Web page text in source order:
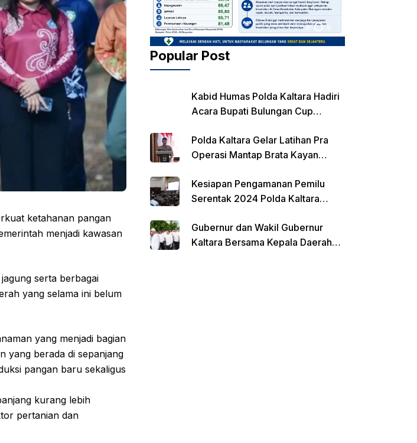
ketahanan pangan
menjadi kawasan
serta berbagai
yang selama ini belum
yang menjadi bagian
yang berada di sepanjang
pangan baru sekaligus
kurang lebih
pertanian dan
Popular Post
Kabid Humas Polda Kaltara Hadiri
Acara Bupati Bulungan Cup
Polda Kaltara Gelar Latihan Pra
Operasi Mantap Brata Kayan
Kesiapan Pengamanan Pemilu
Serentak 2024 Polda Kaltara
Gubernur dan Wakil Gubernur
Kaltara Bersama Kepala Daerah